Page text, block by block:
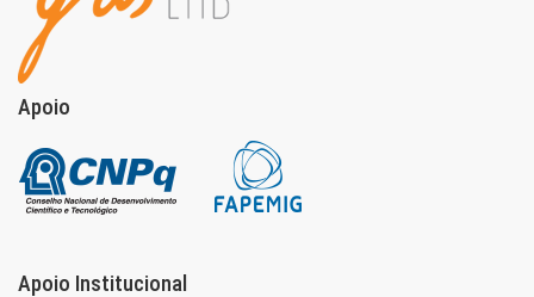
Apoio
Apoio Institucional